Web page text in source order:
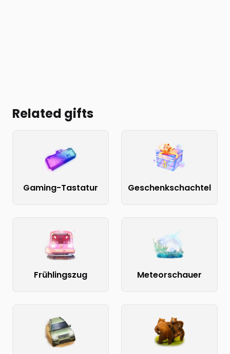
Related gifts
Gaming-Tastatur Geschenkschachtel
Frühlingszug Meteorschauer